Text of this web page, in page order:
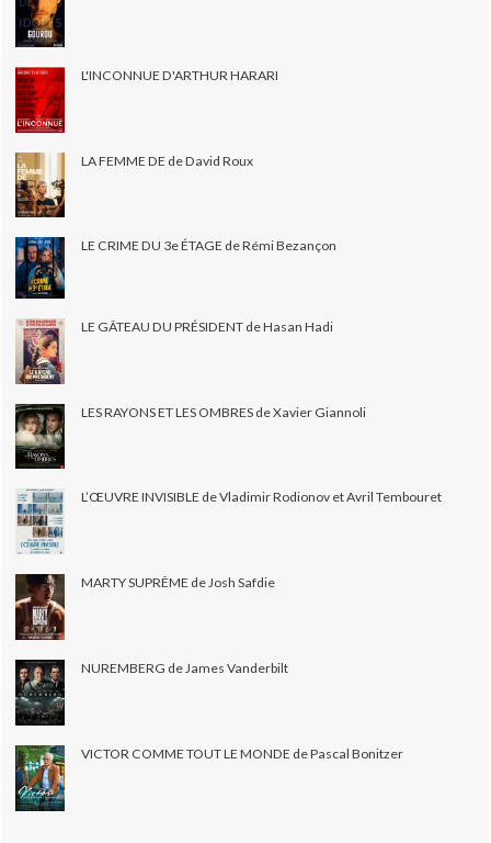
L'INCONNUE D'ARTHUR HARARI
LA FEMME DE de David Roux
LE CRIME DU 3e ÉTAGE de Rémi Bezançon
LE GÂTEAU DU PRÉSIDENT de Hasan Hadi
LES RAYONS ET LES OMBRES de Xavier Giannoli
L’ŒUVRE INVISIBLE de Vladimir Rodionov et Avril Tembouret
MARTY SUPRÊME de Josh Safdie
NUREMBERG de James Vanderbilt
VICTOR COMME TOUT LE MONDE de Pascal Bonitzer